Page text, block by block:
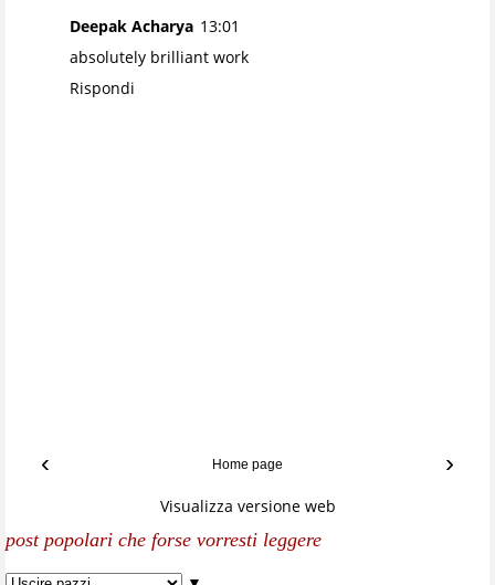
Deepak Acharya 13:01
absolutely brilliant work
Rispondi
‹ ›
Home page
Visualizza versione web
post popolari che forse vorresti leggere